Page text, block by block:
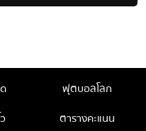
ฟุตบอลโลก
ตารางคะแนน